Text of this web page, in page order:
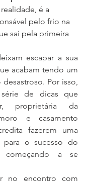
realidade, é a
pelo frio na
sai pela primeira
escapar a sua
acabam tendo um
Por isso,
série de dicas que
proprietária da
e casamento
fazerem uma
para o sucesso do
começando a se
no encontro com